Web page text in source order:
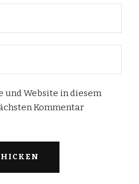
und Website in diesem
Kommentar